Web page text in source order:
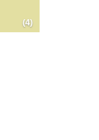
(4)